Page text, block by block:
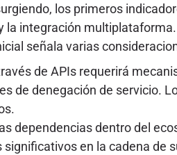
los primeros
la integración
señala varias
de APIs requerirá
de denegación de servicio.
dependencias dentro del
en la cadena